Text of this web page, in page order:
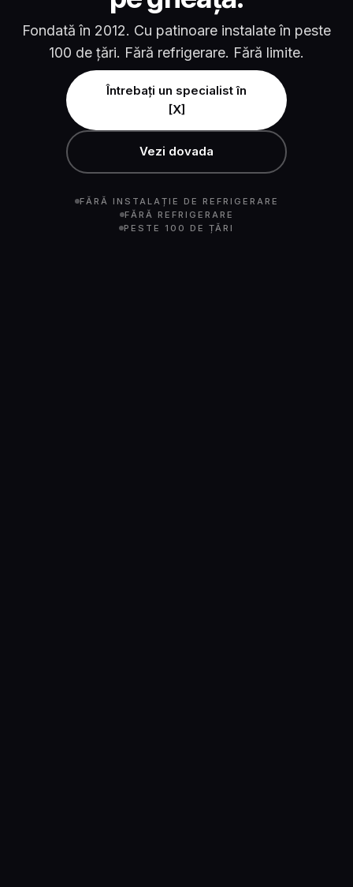
Fondată în 2012. Cu patinoare instalate în peste
100 de țări. Fără refrigerare. Fără limite.
Întrebați un specialist în
[X]
Vezi dovada
FĂRĂ INSTALAȚIE DE REFRIGERARE
FĂRĂ REFRIGERARE
PESTE 100 DE ȚĂRI